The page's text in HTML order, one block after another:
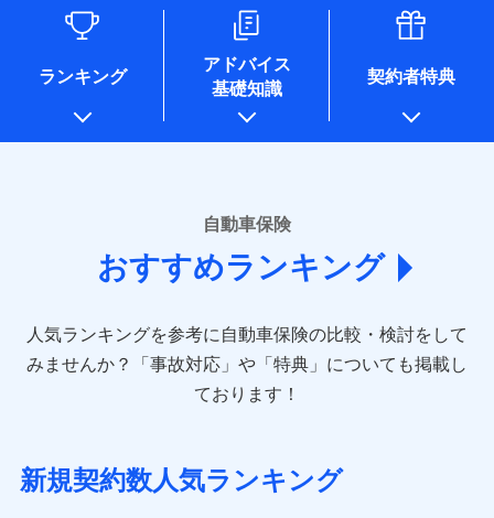
るために利用させていただくことがあります。）
各種セミナーの開催のため
コンサルティングサービスの実施のため
アンケートやキャンペーン等の実施のため
上記に係る案内・手続き・管理等付帯業務を行うため
* 当社が委託を受けている保険会社の情報は、保険会社のホ
ームページに掲載しておりますので、ご確認ください。
あいおいニッセイ同和損害保険株式会社
(https://www.aioinissaydowa.co.jp/)
アクサ損害保険株式会社 (https://www.axa-
direct.co.jp/)
sompo.co.jp/)
東京海上ダイレクト損害保険株式会社 (https://www.e-
AIG損害保険株式会社 (https://www.aig.co.jp/sonpo)
ジェイアイ傷害火災保険株式会社
ランキング
アドバイス
基礎知識
契約者特典
自動車保険
おすすめランキング
人気ランキングを参考に自動車保険の比較・検討をして
みませんか？
「事故対応」や「特典」についても掲載し
ております！
新規契約数人気ランキング